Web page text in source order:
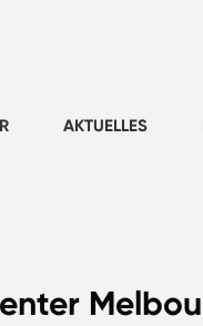
AKTUELLES